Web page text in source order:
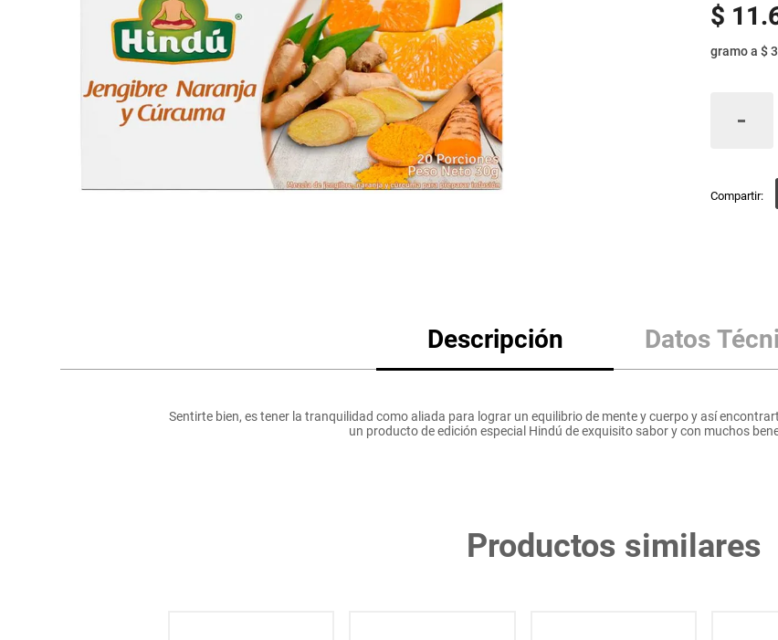
lácteos y refrigerados
vinos y licores
otros
$ 11.
gramoa $
Descripción Datos
Sentirte bien, es tener la tranquilidad como aliada para lograr un equilibrio de mente y cuerpo y así
un producto de edición especial Hindú de exquisito sabor y con muchos
Productos similares
Aceite